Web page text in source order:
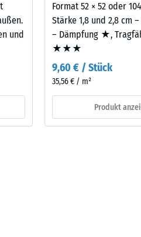
und
Format 52 × 52 oder
Stärke 1,8 und 2,8 cm
– Dämpfung ★,
★★★
9,60 € / Stück
35,56 € / m²
Produkt